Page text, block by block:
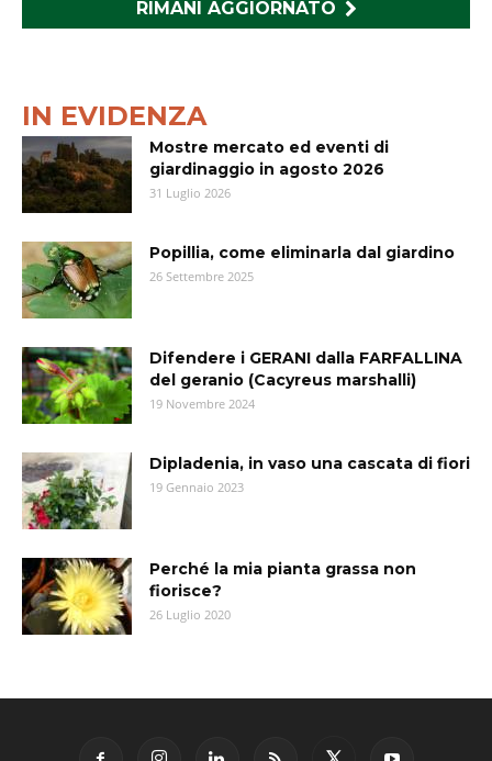
RIMANI AGGIORNATO
IN EVIDENZA
Mostre mercato ed eventi di
giardinaggio in agosto 2026
31 Luglio 2026
Popillia, come eliminarla dal giardino
26 Settembre 2025
Difendere i GERANI dalla FARFALLINA
del geranio (Cacyreus marshalli)
19 Novembre 2024
Dipladenia, in vaso una cascata di fiori
19 Gennaio 2023
Perché la mia pianta grassa non
fiorisce?
26 Luglio 2020